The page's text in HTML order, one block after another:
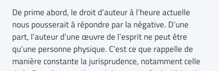
De prime abord, le droit d’auteur à l’heure actuelle
nous pousserait à répondre par la négative. D’une
part, l’auteur d’une œuvre de l’esprit ne peut être
qu’une personne physique. C’est ce que rappelle de
manière constante la jurisprudence, notamment celle